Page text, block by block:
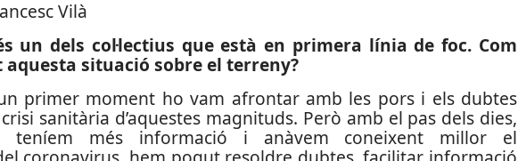
un dels col·lectius que està en primera línia de foc. Com
situació sobre el terreny?
primer moment ho vam afrontar amb les pors i els dubtes
sanitària d’aquestes magnituds. Però amb el pas dels dies,
teníem més informació i anàvem coneixent millor el